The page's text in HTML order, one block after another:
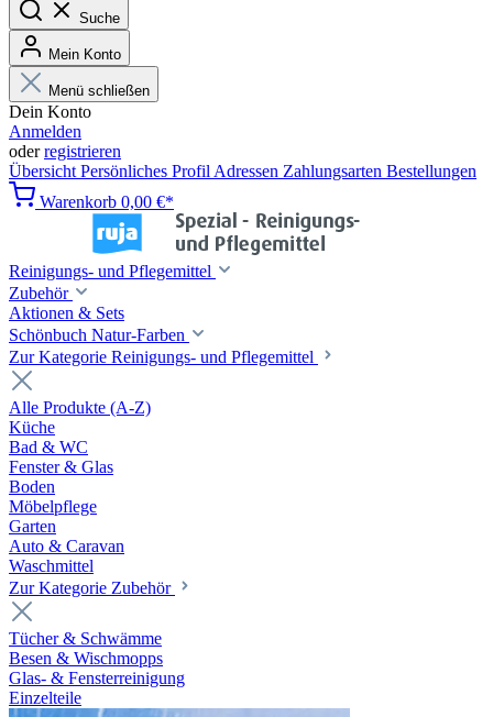
Suche
Mein Konto
Menü schließen
Dein Konto
Anmelden
oderregistrieren
Übersicht Persönliches Profil Adressen Zahlungsarten Bestellungen
Warenkorb 0,00 €*
Reinigungs- und Pflegemittel
Zubehör
Aktionen & Sets
Schönbuch Natur-Farben
Zur Kategorie Reinigungs- und Pflegemittel
Alle Produkte (A-Z)
Küche
Bad & WC
Fenster & Glas
Boden
Möbelpflege
Garten
Auto & Caravan
Waschmittel
Zur Kategorie Zubehör
Tücher & Schwämme
Besen & Wischmopps
Glas- & Fensterreinigung
Einzelteile